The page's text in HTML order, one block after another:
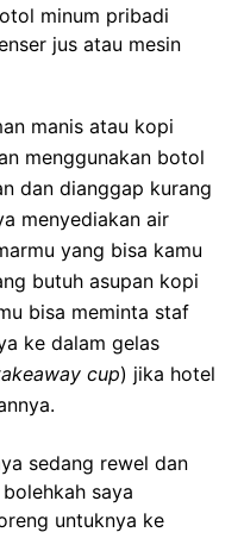
minum pribadi
jus atau mesin
manis atau kopi
menggunakan botol
dan dianggap kurang
menyediakan air
yang bisa kamu
butuh asupan kopi
bisa meminta staf
ke dalam gelas
cup) jika hotel
sedang rewel dan
saya
untuknya ke